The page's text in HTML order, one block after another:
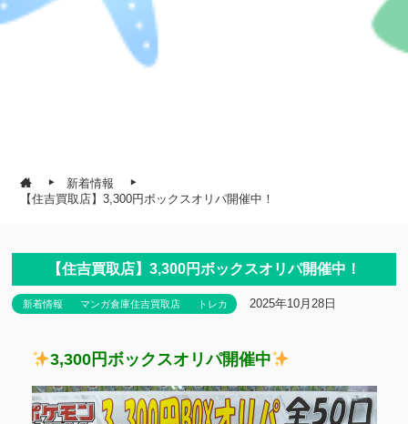
新着情報
【住吉買取店】3,300円ボックスオリパ開催中！
【住吉買取店】3,300円ボックスオリパ開催中！
新着情報 マンガ倉庫住吉買取店 トレカ 2025年10月28日
3,300円ボックスオリパ開催中